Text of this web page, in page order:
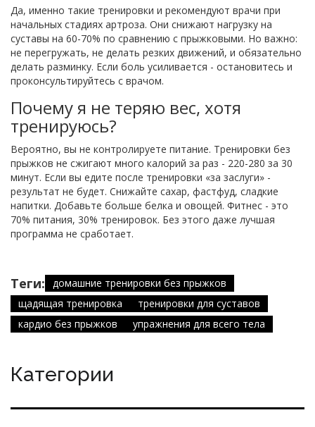
Да, именно такие тренировки и рекомендуют врачи при
начальных стадиях артроза. Они снижают нагрузку на
суставы на 60-70% по сравнению с прыжковыми. Но важно:
не перегружать, не делать резких движений, и обязательно
делать разминку. Если боль усиливается - остановитесь и
проконсультируйтесь с врачом.
Почему я не теряю вес, хотя
тренируюсь?
Вероятно, вы не контролируете питание. Тренировки без
прыжков не сжигают много калорий за раз - 220-280 за 30
минут. Если вы едите после тренировки «за заслуги» -
результат не будет. Снижайте сахар, фастфуд, сладкие
напитки. Добавьте больше белка и овощей. Фитнес - это
70% питания, 30% тренировок. Без этого даже лучшая
программа не сработает.
Теги:
домашние тренировки без прыжков
щадящая тренировка
тренировки для суставов
кардио без прыжков
упражнения для всего тела
Категории